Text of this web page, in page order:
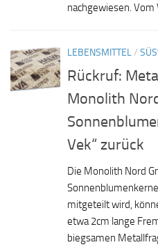
nachgewiesen.
LEBENSMITTEL/
Rückruf:
Monolith
Vek“ zurück
Die Monolith Nord
mitgeteilt wird,
etwa 2cm lange
biegsamen